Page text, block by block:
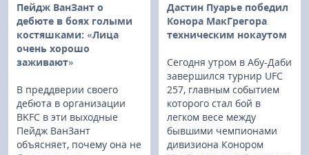
Пейдж ВанЗант о
дебюте в боях голыми
костяшками: «Лица
очень хорошо
заживают»
В преддверии своего
дебюта в организации
BKFC в эти выходные
Пейдж ВанЗант
объясняет, почему она не
Дастин Пуарье победил
Конора МакГрегора
техническим нокаутом
Сегодня утром в Абу-Даби
завершился турнир UFC
257, главным событием
которого стал бой в
легком весе между
бывшими чемпионами
дивизиона Конором